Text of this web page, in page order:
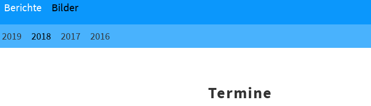
Berichte Bilder
2019 2018 2017 2016
Termine